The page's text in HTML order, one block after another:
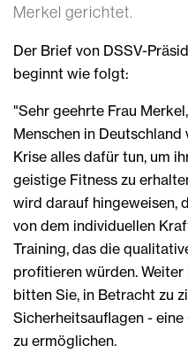
Merkel gerichtet.
Der Brief von DSSV-
beginnt wie folgt:
"Sehr geehrte Frau
Menschen in
Krise alles dafür tun, um
geistige Fitness zu
wird darauf hingeweisen,
von dem individuellen
Training, das die
profitieren würden.
bitten Sie, in Betracht zu
Sicherheitsauflagen -
zu ermöglichen.